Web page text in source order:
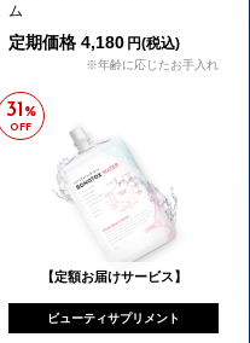
※年齢に応じたお手入れ
ム
定期価格 4,180 円(税込)
【定額お届けサービス】
31 %
OFF
ビューティサプリメント